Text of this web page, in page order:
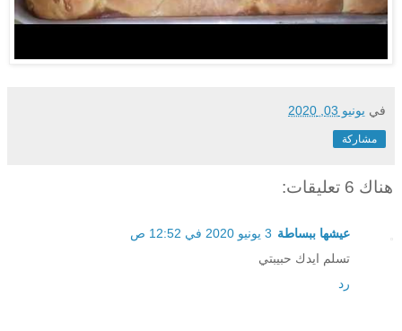
في يونيو 03, 2020
مشاركة
هناك 6 تعليقات:
عيشها ببساطة 3 يونيو 2020 في 12:52 ص
تسلم ايدك حبيبتي
رد